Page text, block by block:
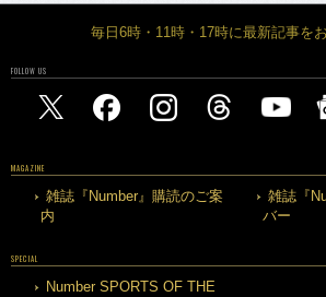
毎日6時・11時・17時に最新記事を
FOLLOW US
MAGAZINE
雑誌『Number』購読のご案
内
雑誌『
バー
SPECIAL
Number SPORTS OF THE